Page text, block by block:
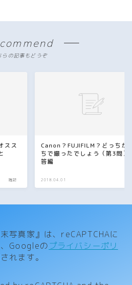
らの記事もどうぞ
スス
雑記
Canon？FUJIFILM？どっちが
ちで撮ったでしょう（第3問）
答編
2018.04.01
写真家』は、reCAPTCHAに
Googleの プライバシーポリ
れます。